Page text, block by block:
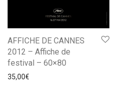
AFFICHE DE CANNES
2012 – Affiche de
festival – 60×80
35,00€